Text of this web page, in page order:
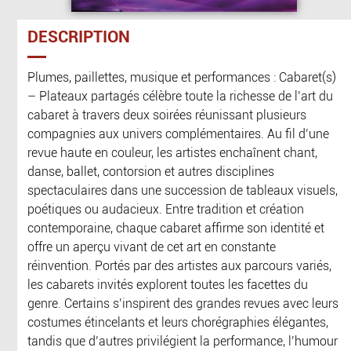
DESCRIPTION
Plumes, paillettes, musique et performances : Cabaret(s)
– Plateaux partagés célèbre toute la richesse de l’art du
cabaret à travers deux soirées réunissant plusieurs
compagnies aux univers complémentaires. Au fil d’une
revue haute en couleur, les artistes enchaînent chant,
danse, ballet, contorsion et autres disciplines
spectaculaires dans une succession de tableaux visuels,
poétiques ou audacieux. Entre tradition et création
contemporaine, chaque cabaret affirme son identité et
offre un aperçu vivant de cet art en constante
réinvention. Portés par des artistes aux parcours variés,
les cabarets invités explorent toutes les facettes du
genre. Certains s’inspirent des grandes revues avec leurs
costumes étincelants et leurs chorégraphies élégantes,
tandis que d’autres privilégient la performance, l’humour